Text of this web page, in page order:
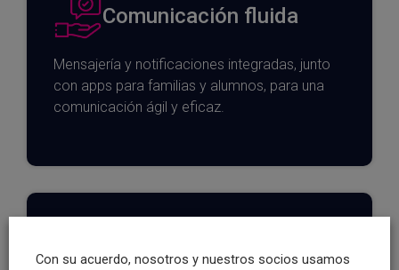
Comunicación fluida
Mensajería y notificaciones integradas, junto
con apps para familias y alumnos, para una
comunicación ágil y eficaz.
Con su acuerdo, nosotros y nuestros socios usamos